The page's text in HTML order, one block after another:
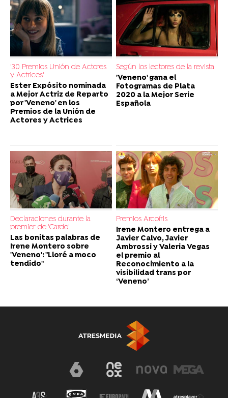
'30 Premios Unión de Actores
y Actrices'
Ester Expósito nominada
a Mejor Actriz de Reparto
por 'Veneno' en los
Premios de la Unión de
Actores y Actrices
Según los lectores de la revista
'Veneno' gana el
Fotogramas de Plata
2020 a la Mejor Serie
Española
Declaraciones durante la
premier de 'Cardo'
Las bonitas palabras de
Irene Montero sobre
'Veneno': "Lloré a moco
tendido"
Premios Arcoíris
Irene Montero entrega a
Javier Calvo, Javier
Ambrossi y Valeria Vegas
el premio al
Reconocimiento a la
visibilidad trans por
‘Veneno’